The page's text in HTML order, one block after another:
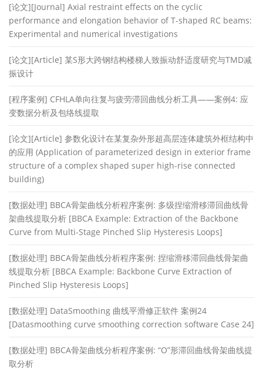
[论文][Journal] Axial restraint effects on the cyclic
performance and elongation behavior of T-shaped RC beams:
Experimental and numerical investigations
[论文][Article] 某S形大跨钢结构楼梯人致振动舒适度研究与TMD减
振设计
[程序案例] CFHLA单向往复与疲劳滞回曲线分析工具——案例4: 应
变数据分析及包络线提取
[论文][Article] 参数化设计在某复杂外形超高层连体建筑外框结构中
的应用 (Application of parameterized design in exterior frame
structure of a complex shaped super high-rise connected
building)
[数据处理] BBCA骨架曲线分析程序案例: 多级捏缩滑移滞回曲线骨
架曲线提取分析 [BBCA Example: Extraction of the Backbone
Curve from Multi-Stage Pinched Slip Hysteresis Loops]
[数据处理] BBCA骨架曲线分析程序案例: 捏缩滑移滞回曲线骨架曲
线提取分析 [BBCA Example: Backbone Curve Extraction of
Pinched Slip Hysteresis Loops]
[数据处理] DataSmoothing 曲线平滑修正软件 案例24
[Datasmoothing curve smoothing correction software Case 24]
[数据处理] BBCA骨架曲线分析程序案例: “O”形滞回曲线骨架曲线提
取分析